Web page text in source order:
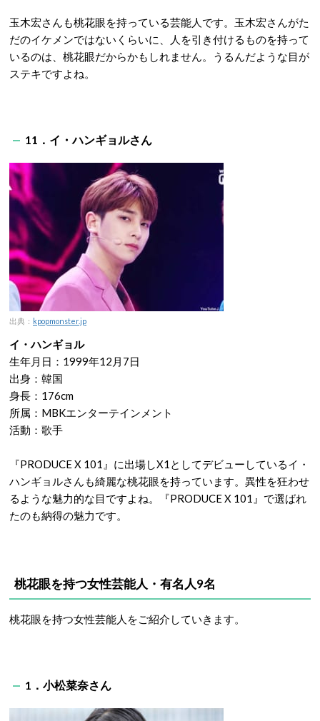
玉木宏さんも桃花眼を持っている芸能人です。玉木宏さんがた
だのイケメンではないくらいに、人を引き付けるものを持って
いるのは、桃花眼だからかもしれません。うるんだような目が
ステキですよね。
11．イ・ハンギョルさん
出典： kpopmonster.jp
イ・ハンギョル
生年月日：1999年12月7日
出身：韓国
身長：176cm
所属：MBKエンターテインメント
活動：歌手
『PRODUCE X 101』に出場しX1としてデビューしているイ・
ハンギョルさんも綺麗な桃花眼を持っています。異性を狂わせ
るような魅力的な目ですよね。『PRODUCE X 101』で選ばれ
たのも納得の魅力です。
桃花眼を持つ女性芸能人・有名人9名
桃花眼を持つ女性芸能人をご紹介していきます。
1．小松菜奈さん